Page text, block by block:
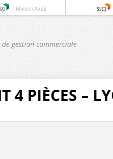
Maison Axial
gestion commerciale
4 PIÈCES –